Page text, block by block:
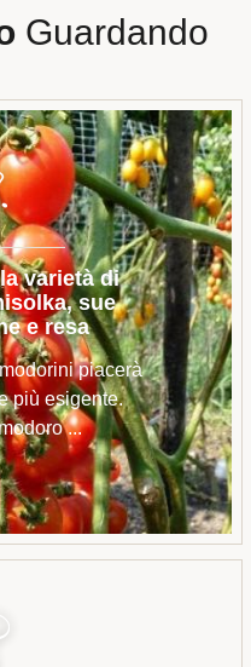
Guardando
varietà di
sue
e resa
piacerà
più esigente.
...